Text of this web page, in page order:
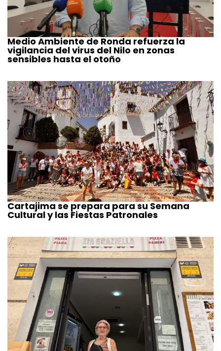
Medio Ambiente de Ronda refuerza la
vigilancia del virus del Nilo en zonas
sensibles hasta el otoño
Cartajima se prepara para su Semana
Cultural y las Fiestas Patronales